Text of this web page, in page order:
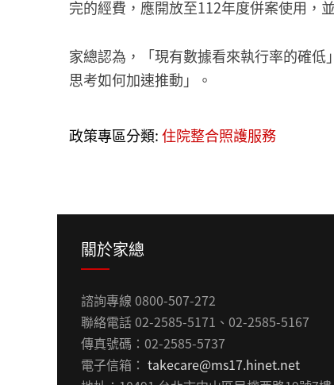
完的經費，應開放至112年度併案使用，
家總認為，「現有數據看來執行率的確
思考如何加速推動」。
政策專區分類:住院整合照護服務
關於家總
諮詢專線 0800-507-272
聯絡電話 02-2585-5171、02-2585-5167
傳真號碼：02-2585-5737
電子信箱： takecare@ms17.hinet.net